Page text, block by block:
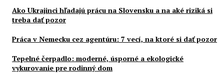
Ako Ukrajinci hľadajú prácu na Slovensku a na aké riziká si
treba dať pozor
Práca v Nemecku cez agentúru: 7 vecí, na ktoré si dať pozor
Tepelné čerpadlo: moderné, úsporné a ekologické
vykurovanie pre rodinný dom